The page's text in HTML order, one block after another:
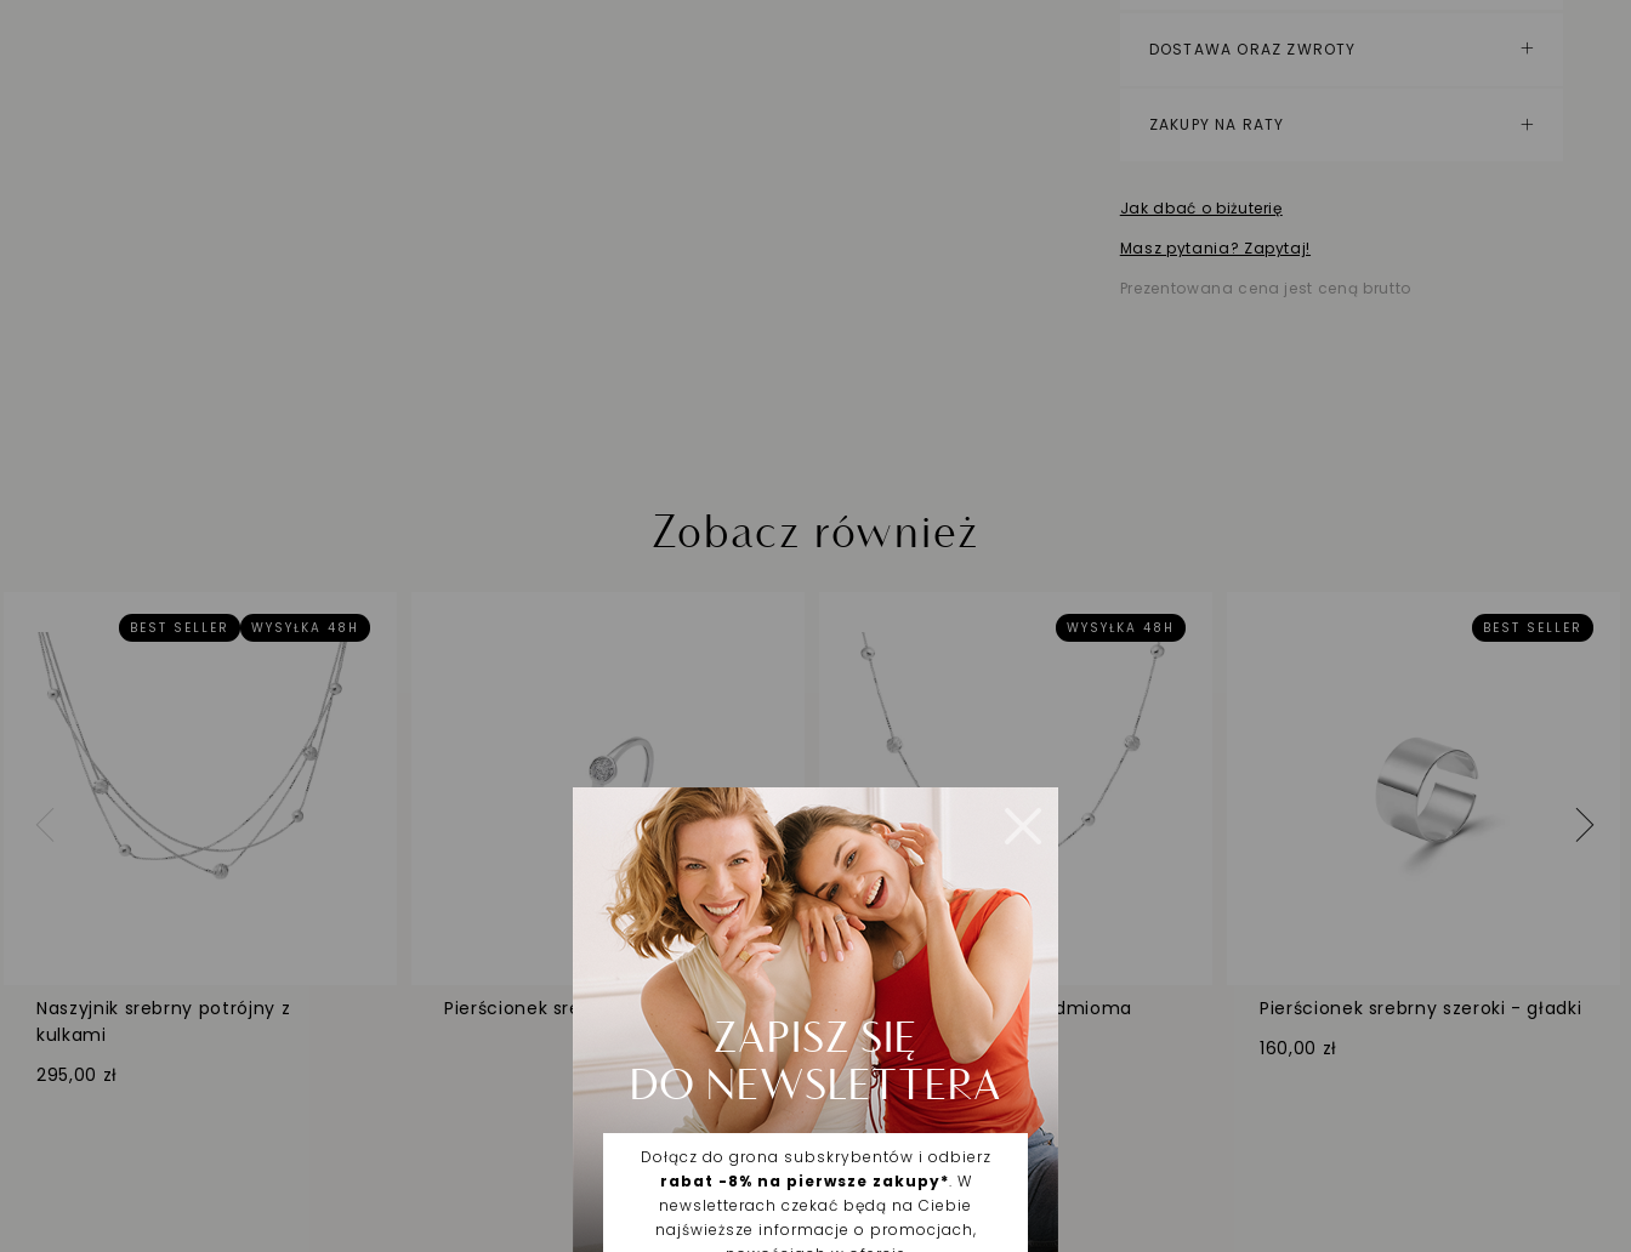
DOSTAWA ORAZ ZWROTY
ZAKUPY NA RATY
Jak dbać o biżuterię
Masz pytania? Zapytaj!
Prezentowana cena jest ceną brutto
Zobacz również
BEST SELLER WYSYŁKA 48H
Naszyjnik srebrny potrójny z
kulkami
295,00 zł
Pierścionek srebrny z cyrkoniami
WYSYŁKA 48H
Naszyjnik srebrny z siedmioma
kulkami
155,00 zł
BEST SELLER
Pierścionek srebrny szeroki - gładki
160,00 zł